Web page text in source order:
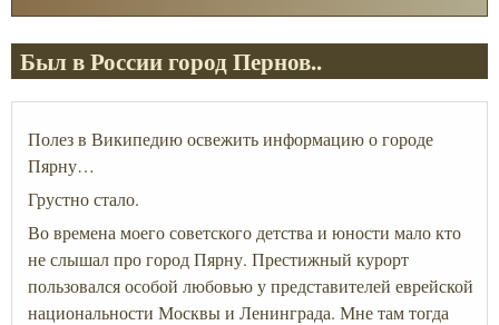
Был в России город Пернов..
Полез в Википедию освежить информацию о городе
Пярну…
Грустно стало.
Во времена моего советского детства и юности мало кто
не слышал про город Пярну. Престижный курорт
пользовался особой любовью у представителей еврейской
национальности Москвы и Ленинграда. Мне там тогда